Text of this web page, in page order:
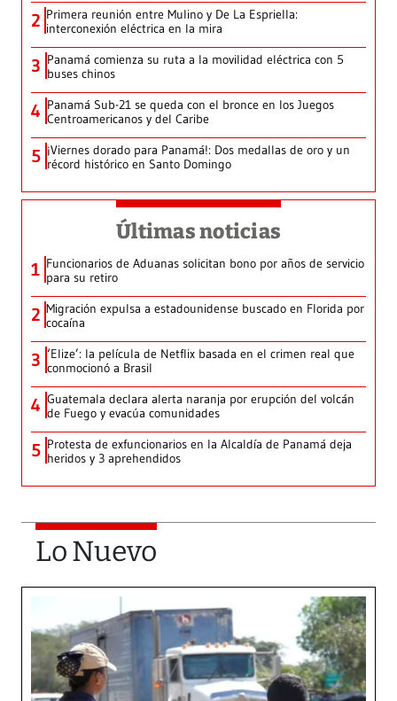
2 Primera reunión entre Mulino y De La Espriella:
interconexión eléctrica en la mira
3 Panamá comienza su ruta a la movilidad eléctrica con 5
buses chinos
4 Panamá Sub-21 se queda con el bronce en los Juegos
Centroamericanos y del Caribe
5 ¡Viernes dorado para Panamá!: Dos medallas de oro y un
récord histórico en Santo Domingo
Últimas noticias
1 Funcionarios de Aduanas solicitan bono por años de servicio
para su retiro
2 Migración expulsa a estadounidense buscado en Florida por
cocaína
3 ‘Elize’: la película de Netflix basada en el crimen real que
conmocionó a Brasil
4 Guatemala declara alerta naranja por erupción del volcán
de Fuego y evacúa comunidades
5 Protesta de exfuncionarios en la Alcaldía de Panamá deja
heridos y 3 aprehendidos
Lo Nuevo